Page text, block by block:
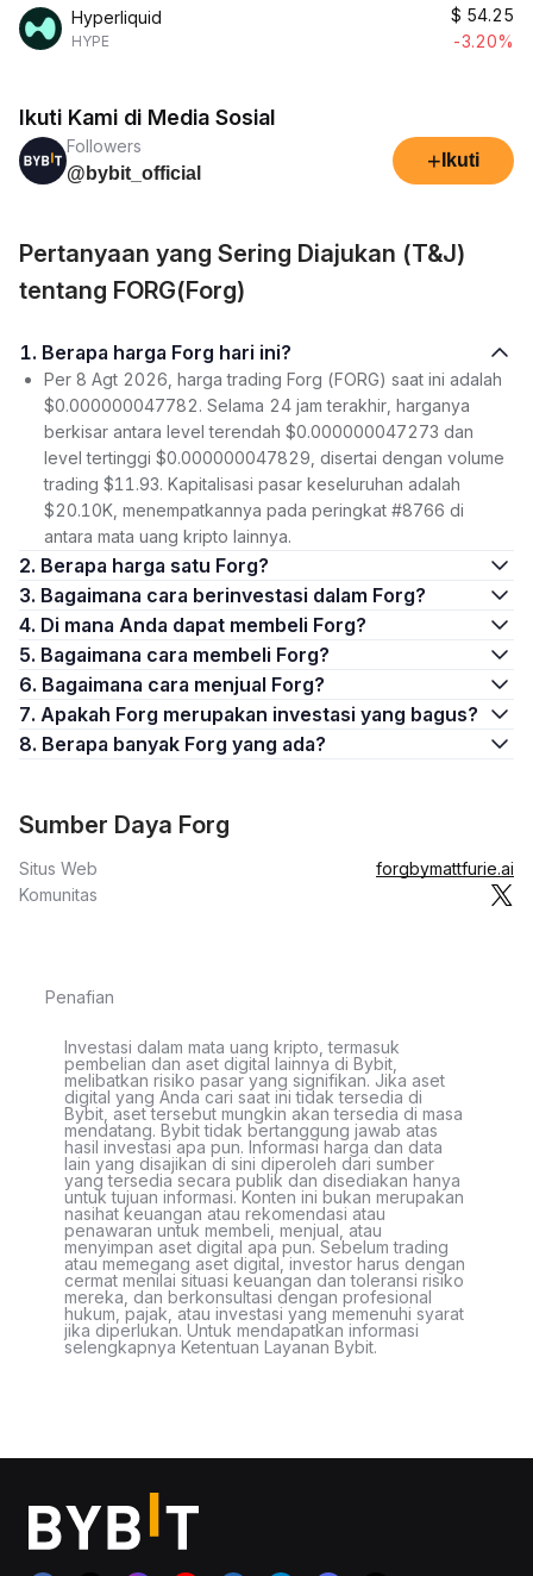
Hyperliquid
HYPE
$ 54.25
-3.20%
Ikuti Kami di Media Sosial
Followers
@bybit_official
+ Ikuti
Pertanyaan yang Sering Diajukan (T&J)
tentang FORG(Forg)
1. Berapa harga Forg hari ini?
Per 8 Agt 2026, harga trading Forg (FORG) saat ini adalah
$0.000000047782. Selama 24 jam terakhir, harganya
berkisar antara level terendah $0.000000047273 dan
level tertinggi $0.000000047829, disertai dengan volume
trading $11.93. Kapitalisasi pasar keseluruhan adalah
$20.10K, menempatkannya pada peringkat #8766 di
antara mata uang kripto lainnya.
2. Berapa harga satu Forg?
3. Bagaimana cara berinvestasi dalam Forg?
4. Di mana Anda dapat membeli Forg?
5. Bagaimana cara membeli Forg?
6. Bagaimana cara menjual Forg?
7. Apakah Forg merupakan investasi yang bagus?
8. Berapa banyak Forg yang ada?
Sumber Daya Forg
Situs Web
forgbymattfurie.ai
Komunitas
Penafian
Investasi dalam mata uang kripto, termasuk
pembelian dan aset digital lainnya di Bybit,
melibatkan risiko pasar yang signifikan. Jika aset
digital yang Anda cari saat ini tidak tersedia di
Bybit, aset tersebut mungkin akan tersedia di masa
mendatang. Bybit tidak bertanggung jawab atas
hasil investasi apa pun. Informasi harga dan data
lain yang disajikan di sini diperoleh dari sumber
yang tersedia secara publik dan disediakan hanya
untuk tujuan informasi. Konten ini bukan merupakan
nasihat keuangan atau rekomendasi atau
penawaran untuk membeli, menjual, atau
menyimpan aset digital apa pun. Sebelum trading
atau memegang aset digital, investor harus dengan
cermat menilai situasi keuangan dan toleransi risiko
mereka, dan berkonsultasi dengan profesional
hukum, pajak, atau investasi yang memenuhi syarat
jika diperlukan. Untuk mendapatkan informasi
selengkapnya Ketentuan Layanan Bybit.